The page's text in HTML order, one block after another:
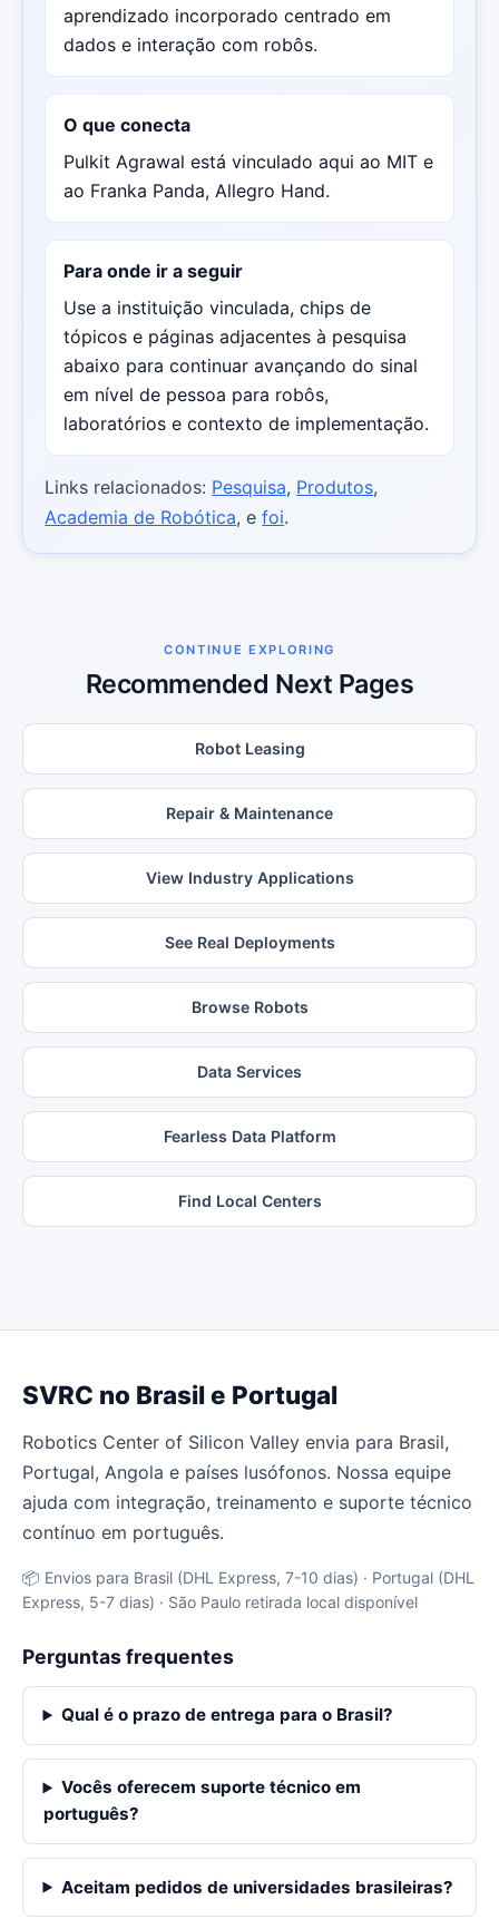
aprendizado incorporado centrado em
dados e interação com robôs.
O que conecta
Pulkit Agrawal está vinculado aqui ao MIT e
ao Franka Panda, Allegro Hand.
Para onde ir a seguir
Use a instituição vinculada, chips de
tópicos e páginas adjacentes à pesquisa
abaixo para continuar avançando do sinal
em nível de pessoa para robôs,
laboratórios e contexto de implementação.
Links relacionados: Pesquisa, Produtos,
Academia de Robótica, efoi.
CONTINUE EXPLORING
Recommended Next Pages
Robot Leasing
Repair & Maintenance
View Industry Applications
See Real Deployments
Browse Robots
Data Services
Fearless Data Platform
Find Local Centers
SVRC no Brasil e Portugal
Robotics Center of Silicon Valley envia para Brasil,
Portugal, Angola e países lusófonos. Nossa equipe
ajuda com integração, treinamento e suporte técnico
contínuo em português.
📦 Envios para Brasil (DHL Express, 7-10 dias) · Portugal (DHL
Express, 5-7 dias) · São Paulo retirada local disponível
Perguntas frequentes
Qual é o prazo de entrega para o Brasil?
Vocês oferecem suporte técnico em
português?
Aceitam pedidos de universidades brasileiras?